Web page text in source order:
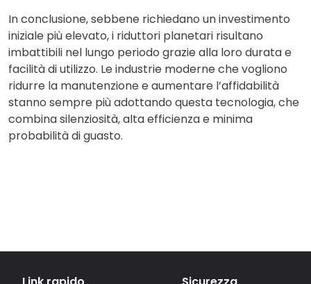
In conclusione, sebbene richiedano un investimento
iniziale più elevato, i riduttori planetari risultano
imbattibili nel lungo periodo grazie alla loro durata e
facilità di utilizzo. Le industrie moderne che vogliono
ridurre la manutenzione e aumentare l’affidabilità
stanno sempre più adottando questa tecnologia, che
combina silenziosità, alta efficienza e minima
probabilità di guasto.